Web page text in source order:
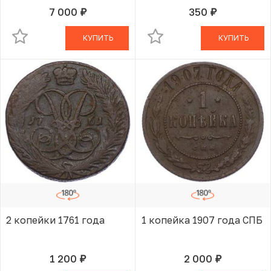
7 000 руб.
В КОРЗИНЕ
КУПИТЬ
350 руб.В КОРЗИНЕ
КУПИТЬ
2 копейки 1761 года
1 200 руб.
В КОРЗИНЕ
1 копейка 1907 года СПБ
2 000 руб.
В КОРЗИНЕ